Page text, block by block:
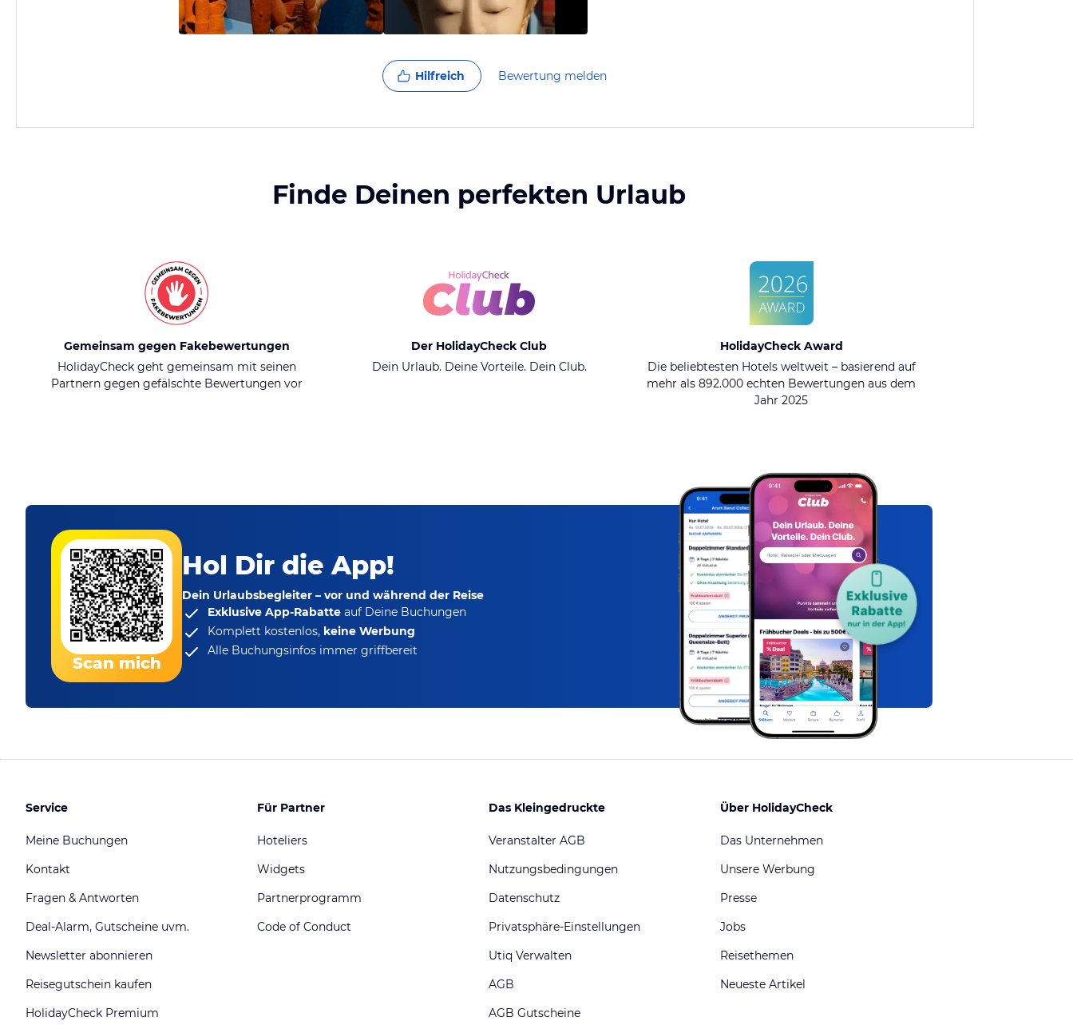
Hilfreich Bewertung melden
Finde Deinen perfekten Urlaub
Gemeinsam gegen Fakebewertungen
HolidayCheck geht gemeinsam mit seinen
Partnern gegen gefälschte Bewertungen vor
Der HolidayCheck Club
Dein Urlaub. Deine Vorteile. Dein Club.
HolidayCheck Award
Die beliebtesten Hotels weltweit – basierend auf
mehr als 892.000 echten Bewertungen aus dem
Jahr 2025
Scan mich
Hol Dir die App!
Dein Urlaubsbegleiter – vor und während der Reise
Exklusive App-Rabatte auf Deine Buchungen
Komplett kostenlos, keine Werbung
Alle Buchungsinfos immer griffbereit
Service
Meine Buchungen
Kontakt
Fragen & Antworten
Deal-Alarm, Gutscheine uvm.
Newsletter abonnieren
Reisegutschein kaufen
HolidayCheck Premium
Für Partner
Hoteliers
Widgets
Partnerprogramm
Code of Conduct
Das Kleingedruckte
Veranstalter AGB
Nutzungsbedingungen
Datenschutz
Privatsphäre-Einstellungen
Utiq Verwalten
AGB
AGB Gutscheine
Über HolidayCheck
Das Unternehmen
Unsere Werbung
Presse
Jobs
Reisethemen
Neueste Artikel